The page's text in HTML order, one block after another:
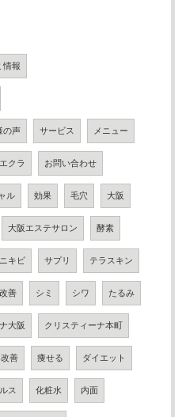
情報
の声 サービス メニュー
クラ お問い合わせ
ル 効果 毛穴 大阪
大阪エステサロン 酵素
ニキビ サプリ テラスキン
善 シミ シワ たるみ
大阪 クリスティーナ本町
善 痩せる ダイエット
ス 化粧水 内面